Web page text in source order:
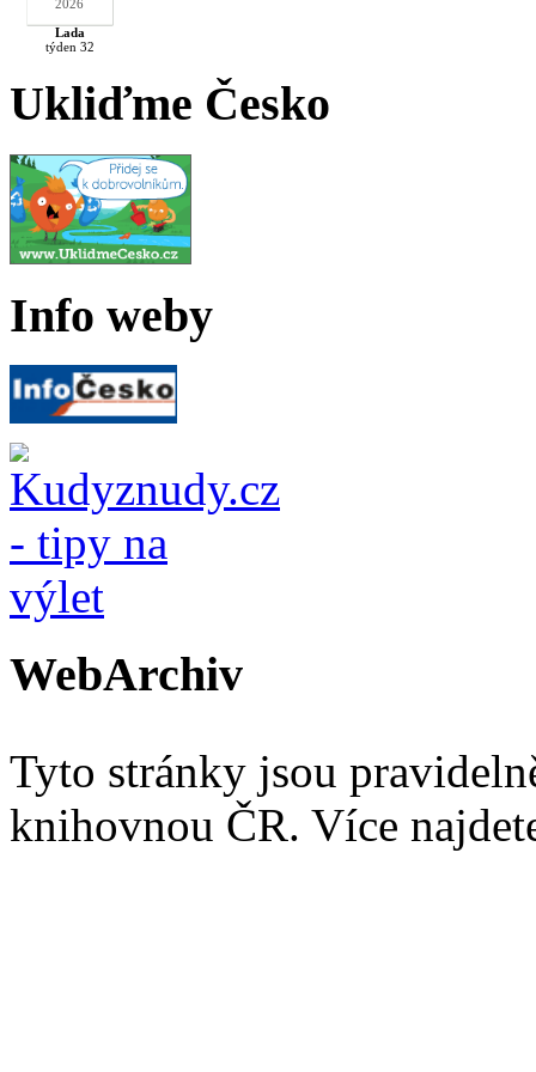
2026
Lada
týden 32
Ukliďme Česko
Info weby
WebArchiv
Tyto stránky jsou
knihovnou ČR. Více